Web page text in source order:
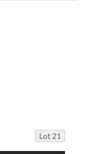
Lot 21